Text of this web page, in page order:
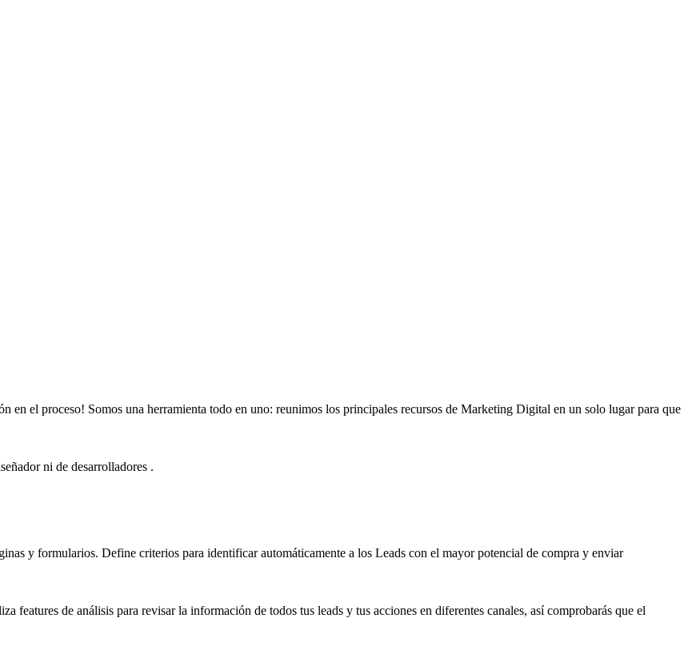
en el proceso! Somos una herramienta todo en uno: reunimos los principales recursos de Marketing Digital en un solo lugar para que
ni de desarrolladores .
y formularios. Define criterios para identificar automáticamente a los Leads con el mayor potencial de compra y enviar
features de análisis para revisar la información de todos tus leads y tus acciones en diferentes canales, así comprobarás que el